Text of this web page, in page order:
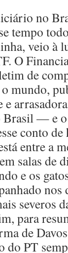
no
tempo
veio à
O
de
mundo,
— e o
conto
entre a
salas de
e os
nos
severos
para
de
PT